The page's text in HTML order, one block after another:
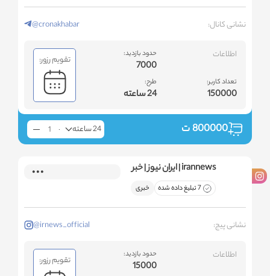
نشانی کانال: @cronakhabar
اطلاعات
تعداد کاربر:
150000
حدود بازدید:
7000
طرح:
24 ساعته
تقویم رزور:
800000ت 24 ساعته
irannews | ایران نیوز | خبر
7 تبلیغ داده شده خبری
نشانی پیج: @irnews_official
اطلاعات حدود بازدید:
15000 تقویم رزور: